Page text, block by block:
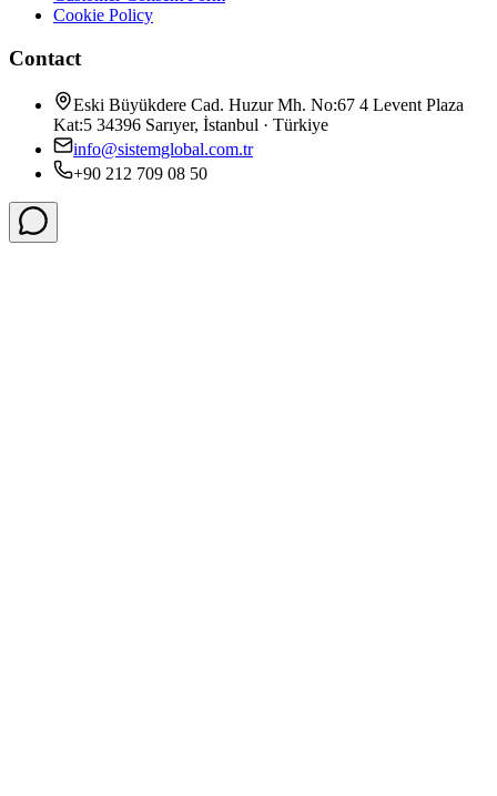
Cookie Policy
Contact
Eski Büyükdere Cad. Huzur Mh. No:67 4 Levent Plaza
Kat:5 34396 Sarıyer, İstanbul · Türkiye
info@sistemglobal.com.tr
+90 212 709 08 50